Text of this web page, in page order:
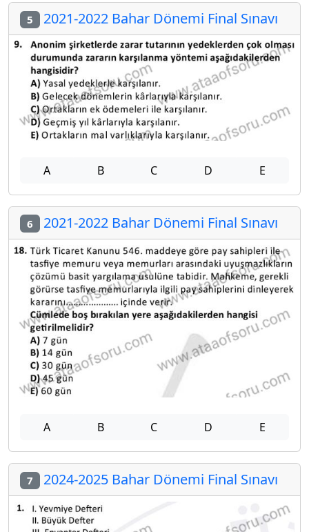
5 2021-2022 Bahar Dönemi Final Sınavı
A B C D E
6 2021-2022 Bahar Dönemi Final Sınavı
A B C D E
7 2024-2025 Bahar Dönemi Final Sınavı